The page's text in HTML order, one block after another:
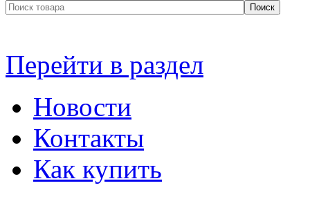
Перейти в раздел
Новости
Контакты
Как купить